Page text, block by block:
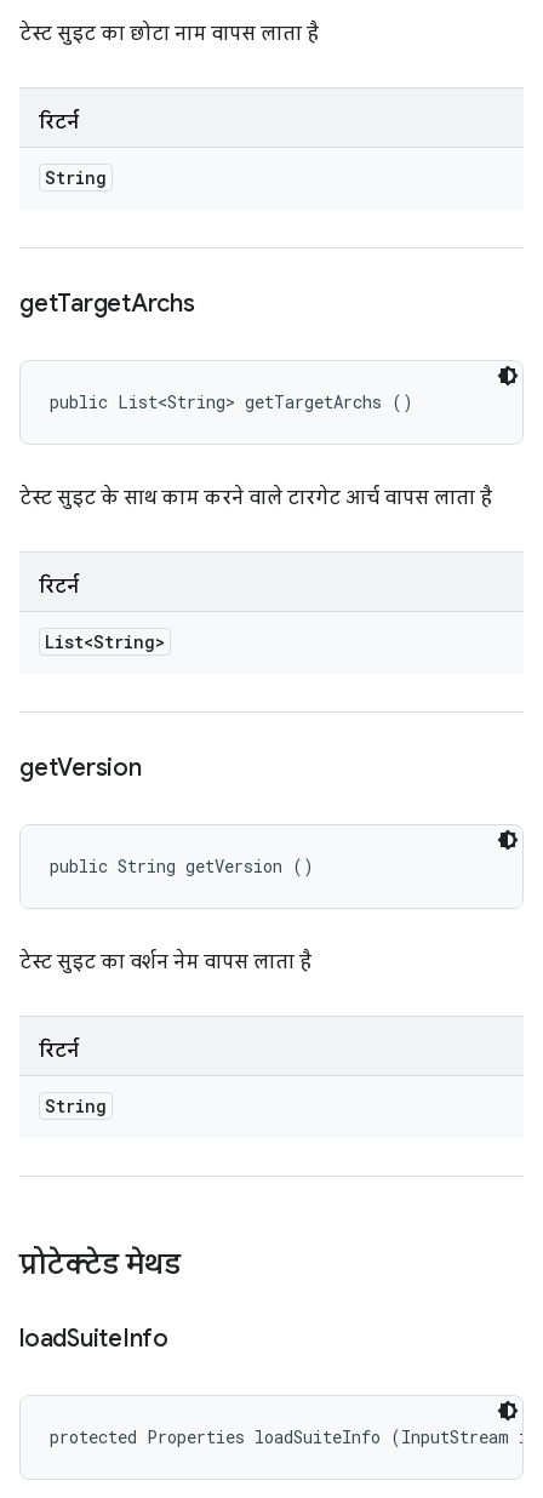
टेस्ट सुइट का छोटा नाम वापस लाता है
रिटर्न
String
getTargetArchs
public List<String> getTargetArchs ()
टेस्ट सुइट के साथ काम करने वाले टारगेट आर्च वापस लाता है
रिटर्न
List<String>
getVersion
public String getVersion ()
टेस्ट सुइट का वर्शन नेम वापस लाता है
रिटर्न
String
प्रोटेक्टेड मेथड
loadSuiteInfo
protected Properties loadSuiteInfo (InputStream